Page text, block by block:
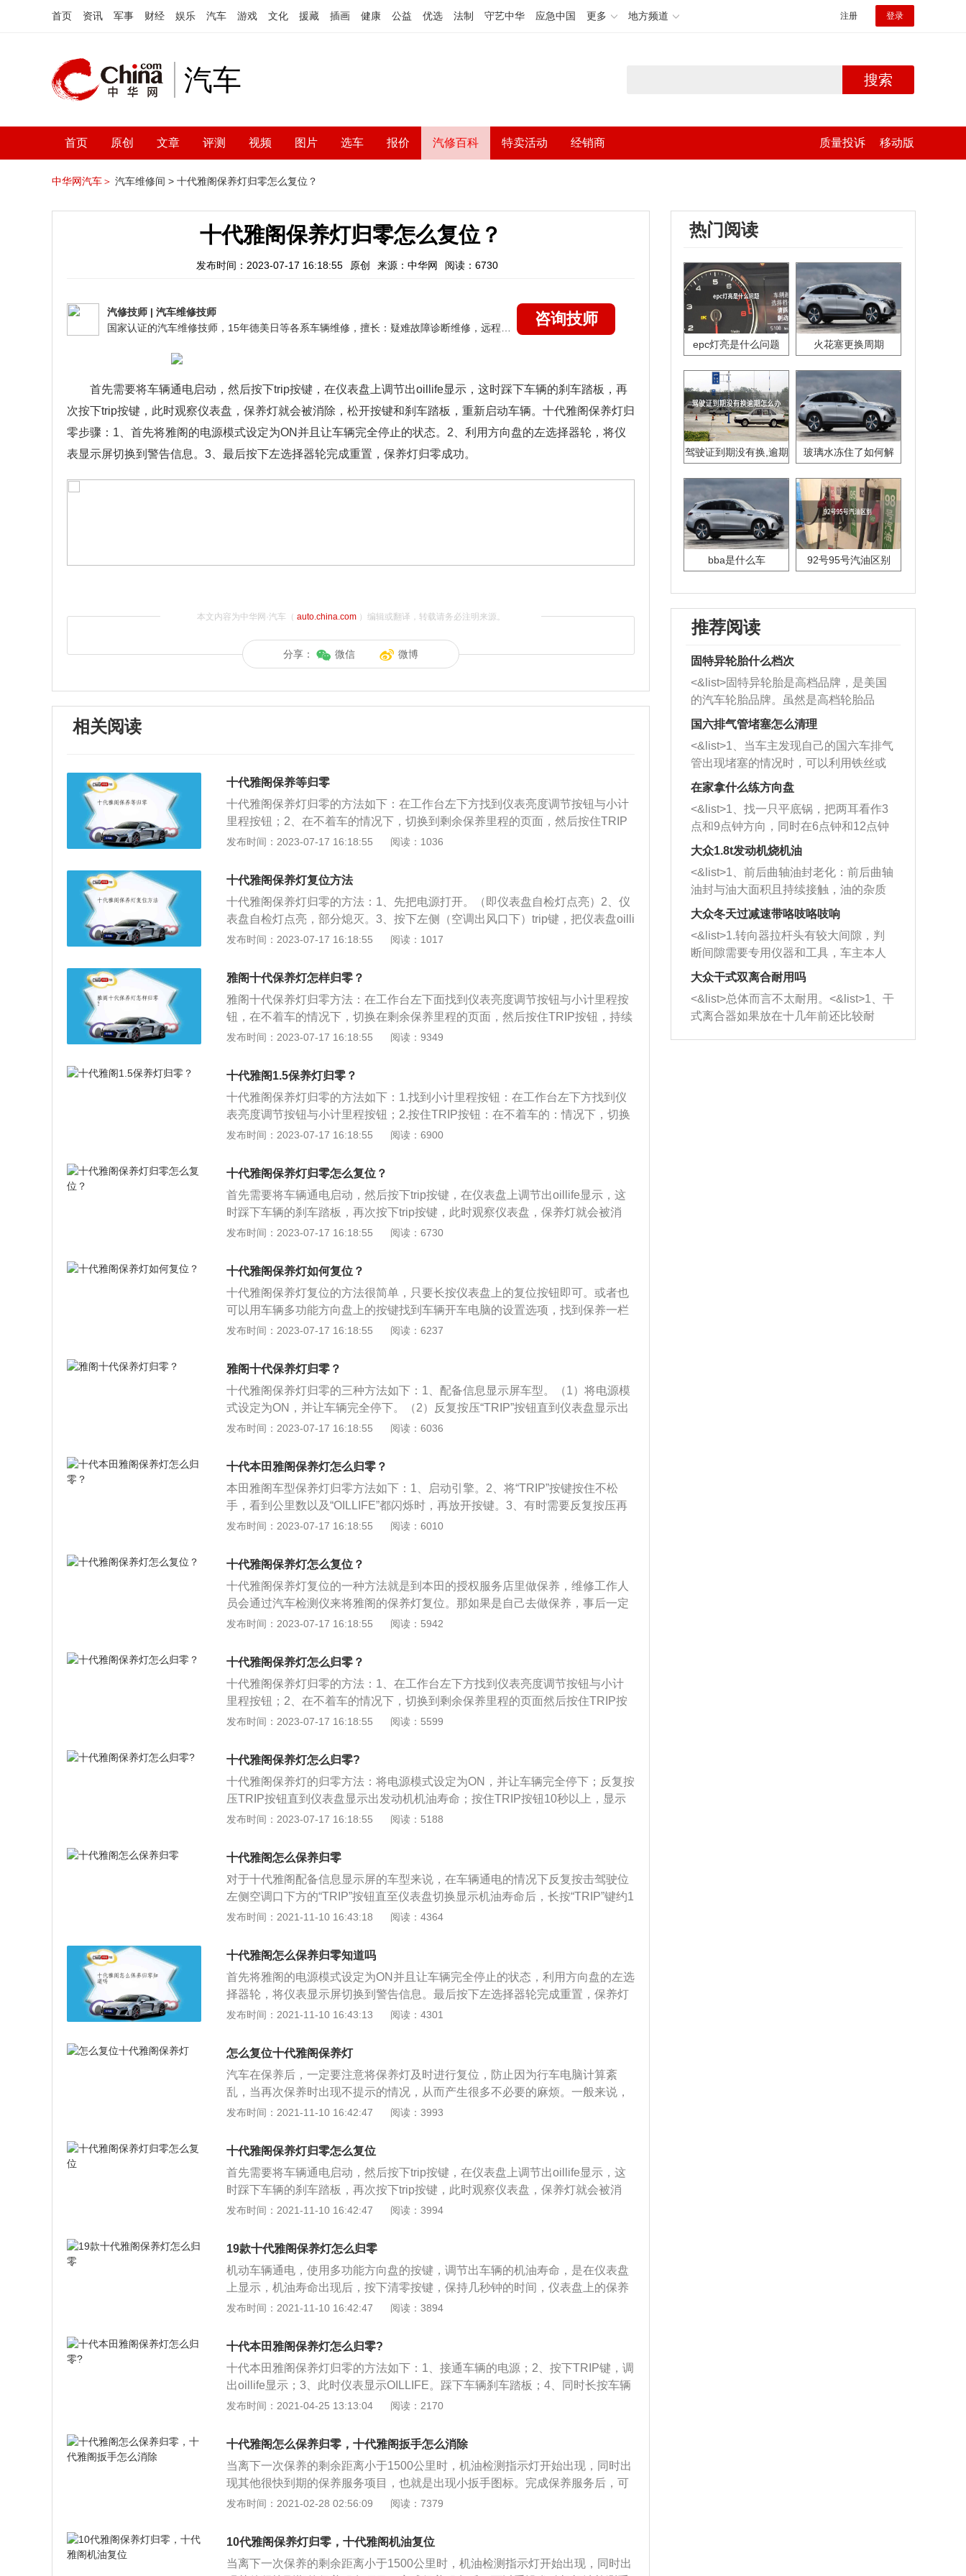
首页 资讯 军事 财经 娱乐 汽车 游戏 文化 援藏 插画 健康 公益 优选 法制 守艺中华 应急中国 更多 地方频道 注册 登录
汽车 搜索
首页 原创 文章 评测 视频 图片 选车 报价 汽修百科 特卖活动 经销商 质量投诉 移动版
中华网汽车＞ 汽车维修间 > 十代雅阁保养灯归零怎么复位？
十代雅阁保养灯归零怎么复位？
发布时间：2023-07-17 16:18:55 原创 来源：中华网 阅读：6730
汽修技师 | 汽车维修技师
咨询技师
首先需要将车辆通电启动，然后按下trip按键，在仪表盘上调节出oillife显示，这时踩下车辆的刹车踏板，再
次按下trip按键，此时观察仪表盘，保养灯就会被消除，松开按键和刹车踏板，重新启动车辆。十代雅阁保养灯归
零步骤：1、首先将雅阁的电源模式设定为ON并且让车辆完全停止的状态。2、利用方向盘的左选择器轮，将仪
表显示屏切换到警告信息。3、最后按下左选择器轮完成重置，保养灯归零成功。
本文内容为中华网·汽车（ auto.china.com）编辑或翻译，转载请务必注明来源。
分享： 微信 微博
相关阅读
十代雅阁保养等归零
十代雅阁保养灯归零的方法如下：在工作台左下方找到仪表亮度调节按钮与小计
里程按钮；2、在不着车的情况下，切换到剩余保养里程的页面，然后按住TRIP
按钮；3、持续按15秒，待闪烁后，松手再持续按住10秒后即可归零。雅阁，本
高性能跑胎PilotSuperSport。2018年4月16日，全新一代本田雅阁，也就是第十
代本田雅阁在中国正式上市。
发布时间：2023-07-17 16:18:55 阅读：1036
十代雅阁保养灯复位方法
十代雅阁保养灯归零的方法：1、先把电源打开。（即仪表盘自检灯点亮）2、仪
表盘自检灯点亮，部分熄灭。3、按下左侧（空调出风口下）trip键，把仪表盘oilli
fe保养信息调出来。4、当仪表盘液晶显示oillife（保养信息界面）时，先踩下刹
rip键，显示如下图界面，关闭电源重启即复位成功。提示保养灯常见的有三种：
一个黄颜色的机油壶标志、一个黄色的小扳手标志、直接用汉字写明，请速更换
机油。当汽车出现提示保养灯亮时，表示汽车需要保养，并不是出现故障。汽车
保养灯的初衷是提醒车主要尽快去4s店做保养。
发布时间：2023-07-17 16:18:55 阅读：1017
雅阁十代保养灯怎样归零？
雅阁十代保养灯归零方法：在工作台左下面找到仪表亮度调节按钮与小计里程按
钮，在不着车的情况下，切换在剩余保养里程的页面，然后按住TRIP按钮，持续
按15秒，待闪烁后，松手再一次的持续按住10秒后即可归零。汽车保养灯的初衷
过故障诊断仪来为车辆进行保养灯归零。动力方面，这款车使用了三款发动机，
分别是低功率版1.5升涡轮增压发动机、高功率版1.5升涡轮增压发动机和2.0升自
然吸气发动机。
发布时间：2023-07-17 16:18:55 阅读：9349
十代雅阁1.5保养灯归零？
十代雅阁保养灯归零的方法如下：1.找到小计里程按钮：在工作台左下方找到仪
表亮度调节按钮与小计里程按钮；2.按住TRIP按钮：在不着车的：情况下，切换
到剩余保养里程的页面然后按住TRIP按钮；3.完成归零：持续按15秒，待闪烁
本田创新精神与全球领先技术的践行者，是本田旗下的一款中型车。2.尺寸方
面：雅阁的长宽高分别为4930mm、1845mm、1470mm，轴距为2775mm。
发布时间：2023-07-17 16:18:55 阅读：6900
十代雅阁保养灯归零怎么复位？
首先需要将车辆通电启动，然后按下trip按键，在仪表盘上调节出oillife显示，这
时踩下车辆的刹车踏板，再次按下trip按键，此时观察仪表盘，保养灯就会被消
除，松开按键和刹车踏板，重新启动车辆。十代雅阁保养灯归零步骤：1、首先
择器轮，将仪表显示屏切换到警告信息。3、最后按下左选择器轮完成重置，保
养灯归零成功。
发布时间：2023-07-17 16:18:55 阅读：6730
十代雅阁保养灯如何复位？
十代雅阁保养灯复位的方法很简单，只要长按仪表盘上的复位按钮即可。或者也
可以用车辆多功能方向盘上的按键找到车辆开车电脑的设置选项，找到保养一栏
进行复位。有关保养灯的资料如下：1、保养灯的作用就是记录一些重要配件的
员的作用。2、虽然保养灯并不影响汽车的性能，但保养过后，一定要将保养清
零，否则下次更换汽车配件的时候，就不能准确知道新配件使用的时间。
发布时间：2023-07-17 16:18:55 阅读：6237
雅阁十代保养灯归零？
十代雅阁保养灯归零的三种方法如下：1、配备信息显示屏车型。（1）将电源模
式设定为ON，并让车辆完全停下。（2）反复按压“TRIP”按钮直到仪表盘显示出
发动机机油寿命。（3）按住“TRIP”按钮10秒以上，显示将闪烁，表示处于重设
多功能方向盘上的“HOME”按钮。（3）转动左选择器轮，选择扳手图标，然后选
择进行重置即可。3、配备智能屏互联系统的车型。
发布时间：2023-07-17 16:18:55 阅读：6036
十代本田雅阁保养灯怎么归零？
本田雅阁车型保养灯归零方法如下：1、启动引擎。2、将“TRIP”按键按住不松
手，看到公里数以及“OILLIFE”都闪烁时，再放开按键。3、有时需要反复按压再
松开几次，方可将保养灯归零。以下是关于本田雅阁保养灯的相关介绍：1、当
其他很快到期的保养服务项目。完成保养服务后，可以重设发动机机油检测系统
信息。2、雅阁保养灯的作用是提醒自己的爱车该保养，当其亮起时，应尽快到
本田的授权服务店里保养，维修人员会在保养过后用检测仪将保养灯归零，而这
个就是归零的另一种办法。
发布时间：2023-07-17 16:18:55 阅读：6010
十代雅阁保养灯怎么复位？
十代雅阁保养灯复位的一种方法就是到本田的授权服务店里做保养，维修工作人
员会通过汽车检测仪来将雅阁的保养灯复位。那如果是自己去做保养，事后一定
要将保养灯归零，否则下一次保养时的数据就会很混乱，不能正确地获取到相关
式设定为ON并且让车辆完全停止的状态；2.利用方向盘的左选择器轮，将仪表显
示屏切换到警告信息；3.最后按下左选择器轮完成重置，保养灯复位完成。
发布时间：2023-07-17 16:18:55 阅读：5942
十代雅阁保养灯怎么归零？
十代雅阁保养灯归零的方法：1、在工作台左下方找到仪表亮度调节按钮与小计
里程按钮；2、在不着车的情况下，切换到剩余保养里程的页面然后按住TRIP按
钮；3、持续按15秒，待闪烁后，松手再持续按住10秒后即可归零。雅阁是本田
面，雅阁的长宽高分别为4930mm、1845mm、1470mm，轴距为2775mm。
发布时间：2023-07-17 16:18:55 阅读：5599
十代雅阁保养灯怎么归零?
十代雅阁保养灯的归零方法：将电源模式设定为ON，并让车辆完全停下；反复按
压TRIP按钮直到仪表盘显示出发动机机油寿命；按住TRIP按钮10秒以上，显示
灯将闪烁，表示处于重设模式，设置即可。十代雅阁的车身尺寸分别为4893m
机，最大功率为143千瓦，最大扭矩为260牛米。
发布时间：2023-07-17 16:18:55 阅读：5188
十代雅阁怎么保养归零
对于十代雅阁配备信息显示屏的车型来说，在车辆通电的情况下反复按击驾驶位
左侧空调口下方的“TRIP”按钮直至仪表盘切换显示机油寿命后，长按“TRIP”键约1
0秒显示闪烁进行重置消除。而对于配备了驾驶员信息显示的十代雅阁车型来
选择扳手图标信息，按压滚轮确认选择进行保养提示重置。对于配备了中控多功
能触控显示屏的车型进入设置界面选择机油进行重置。最后还可以在保养完成后
让维修人员通过检测电脑进行复位。十代雅阁建议使用机油型号为0W-20，每次
更换量约为4L。
发布时间：2021-11-10 16:43:18 阅读：4364
十代雅阁怎么保养归零知道吗
首先将雅阁的电源模式设定为ON并且让车辆完全停止的状态，利用方向盘的左选
择器轮，将仪表显示屏切换到警告信息。最后按下左选择器轮完成重置，保养灯
就归零成功了。雅阁（Accord），本田创新精神与全球领先技术的践行者，全球
国首款配备Honda地球梦科技车型广汽本田第九代雅阁登场。在消除高速过弯时
接地面积变化方面，米其林在PSS上采用了可变接地面积技术，豪华版选用215/
60R16米其林轮胎。雅阁（Accord）作为本田创新精神和全球领先技术的体现
者，持续创造新价值，赢得全球1900万用户信赖。1999年，第六代雅阁进入中
国，第一次在中国汽车市场同步引进世界最新最先进的车型。进入中国15年来，
C主动巡航控制系统：在定速巡航状态下，当雷达探知接近前方低速行驶车辆
时，自动减速，并与前车保持安全距离下同时跟随行驶。当前车离开雷达探测范
围后，车速将自动返回至原定速巡航设定时速。
发布时间：2021-11-10 16:43:13 阅读：4301
怎么复位十代雅阁保养灯
汽车在保养后，一定要注意将保养灯及时进行复位，防止因为行车电脑计算紊
乱，当再次保养时出现不提示的情况，从而产生很多不必要的麻烦。一般来说，
新车在行驶5000公里或者使用半年时，就要进行第一次保养了。当新车行驶8000
次小保养，每行驶10000公里进行一次大保养。汽车在进行小保养时，一般就是
更换机油机滤，从而使发动机更好的工作。小保养的费用一般在500元左右，根
据所添加燃油的型号不同，其费用也会有所差别。汽车在进行大保养时，除了更
换机油机滤，还会更换空调滤清器、空气滤清器，检查轮胎、变速箱和发动机
等，从而使汽车处于一个比较好的状态。一般来说，汽车大保养的费用在1500
发布时间：2021-11-10 16:42:47 阅读：3993
十代雅阁保养灯归零怎么复位
首先需要将车辆通电启动，然后按下trip按键，在仪表盘上调节出oillife显示，这
时踩下车辆的刹车踏板，再次按下trip按键，此时观察仪表盘，保养灯就会被消
除，松开按键和刹车踏板，重新启动车辆。机动车辆的保养灯亮起，说明机动车
滤清器，检查机动车辆的轮胎使用情况和各个零部件的磨损情况。机动车辆保养
之后，车辆的保养灯会被清除，等待下一次保养公里数到达的时候会再次亮起。
发布时间：2021-11-10 16:42:47 阅读：3994
19款十代雅阁保养灯怎么归零
机动车辆通电，使用多功能方向盘的按键，调节出车辆的机油寿命，是在仪表盘
上显示，机油寿命出现后，按下清零按键，保持几秒钟的时间，仪表盘上的保养
灯就会被清零，在5000km后，会重新亮起。19款十代雅阁车辆仪表盘保养灯亮
的数值，后期不可以调节，保养灯亮起车主不想保养车辆，可以将车辆的保养灯
手动消除，等到时间临近时再驾驶车辆去售后保养车辆，车辆保养时间要自行记
录。
发布时间：2021-11-10 16:42:47 阅读：3894
十代本田雅阁保养灯怎么归零?
十代本田雅阁保养灯归零的方法如下：1、接通车辆的电源；2、按下TRIP键，调
出oillife显示；3、此时仪表显示OILLIFE。踩下车辆刹车踏板；4、同时长按车辆
的TRIP键。等到仪表的显示消失时就完成了归零。
发布时间：2021-04-25 13:13:04 阅读：2170
十代雅阁怎么保养归零，十代雅阁扳手怎么消除
当离下一次保养的剩余距离小于1500公里时，机油检测指示灯开始出现，同时出
现其他很快到期的保养服务项目，也就是出现小扳手图标。完成保养服务后，可
以重设发动机机油检测系统信息，那么十代雅阁扳手怎么消除？ 十代雅阁怎么保
下； 2）反复按压“TRIP”按钮直到仪表盘显示出发动机机油寿命； 3）按住“TRI
P”按钮10秒以上，显示将闪烁，表示处于重设模式。 2、配备驾驶员信息显示屏
车型 1）将电源模式设定为ON 2）按下多功能方向盘上的“HOME”按钮 3）转动
发布时间：2021-02-28 02:56:09 阅读：7379
10代雅阁保养灯归零，十代雅阁机油复位
当离下一次保养的剩余距离小于1500公里时，机油检测指示灯开始出现，同时出
热门阅读
epc灯亮是什么问题 火花塞更换周期
驾驶证到期没有换,逾期
玻璃水冻住了如何解
bba是什么车 92号95号汽油区别
推荐阅读
固特异轮胎什么档次
<&list>固特异轮胎是高档品牌，是美国
的汽车轮胎品牌。虽然是高档轮胎品
牌，但是中高低端的轮胎都有生产，这
也是为了更好的开拓市场。
国六排气管堵塞怎么清理
<&list>1、当车主发现自己的国六车排气
管出现堵塞的情况时，可以利用铁丝或
者是细棍，直接将杂物给取出来，如果
堵塞情况比较严重，也可以采取应急措
施。 <&list>2、直接利用木棍将所有的
杂物推到排气管里面的位置处，然后将
三元催化器拆解开，就可以将堵塞的东
西取出来。但如果是因为积碳过多引起
的堵塞，就需要将三元催化器泡在草酸
洗剂对堵塞的情况得到解决，将清洗剂
放在燃油箱中，与燃油混合后，车辆启
动时，就可以和汽油一起进入到燃烧
室，最后形成废气排出，就可以让三元
催化器得到清洗，排气管堵塞的情况就
能够得到解决。
在家拿什么练方向盘
<&list>1、找一只平底锅，把两耳看作3
点和9点钟方向，同时在6点钟和12点钟
方向做一个标记。 <&list>2、双手握住
一圈半的练习，往右同样也要打相同的
圈数。 <&list>3、最后强调要反复练
习，这样就可以形成肌肉记忆，在真实
驾驶车辆时，不需要记忆也能打好方
向。
大众1.8t发动机烧机油
<&list>1、前后曲轴油封老化：前后曲轴
油封与油大面积且持续接触，油的杂质
和发动机内持续温度变化使其密封效果
逐渐减弱，导致渗油或漏油。<&list>2、
活塞间隙过大：积碳会使活塞环与缸体
的间隙扩大，导致机油流入燃烧室中，
造成烧机油。<&list>3、机油粘度。使用
机油粘度过小的话，同样会有烧机油现
象，机油粘度过小具有很好的流动性，
大众冬天过减速带咯吱咯吱响
<&list>1.转向器拉杆头有较大间隙，判
断间隙需要专用仪器和工具，车主本人
无法制作，需要将车辆送到修理厂或4s
店；<&list>2.车辆半轴套管防尘罩破
裂，破裂后会出现漏油现象，使半轴磨
损严重，磨损的半轴容易损坏，产生异
响；<&list>3.稳定器的转向胶套和球头
大众干式双离合耐用吗
<&list>总体而言不太耐用。<&list>1、干
式离合器如果放在十几年前还比较耐